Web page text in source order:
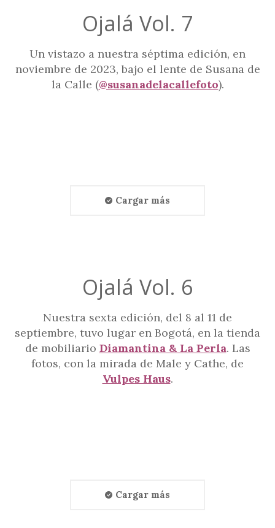
Ojalá Vol. 7
Un vistazo a nuestra séptima edición, en
noviembre de 2023, bajo el lente de Susana de
la Calle (@susanadelacallefoto).
Cargar más
Ojalá Vol. 6
Nuestra sexta edición, del 8 al 11 de
septiembre, tuvo lugar en Bogotá, en la tienda
de mobiliario Diamantina & La Perla. Las
fotos, con la mirada de Male y Cathe, de
Vulpes Haus.
Cargar más